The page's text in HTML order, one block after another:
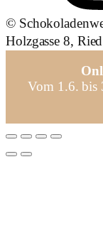
©
Holzgasse 8,
Vom 1.6. bis